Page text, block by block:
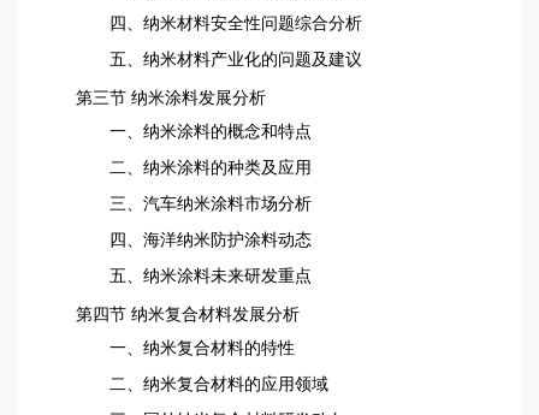
四、纳米材料安全性问题综合分析
五、纳米材料产业化的问题及建议
第三节 纳米涂料发展分析
一、纳米涂料的概念和特点
二、纳米涂料的种类及应用
三、汽车纳米涂料市场分析
四、海洋纳米防护涂料动态
五、纳米涂料未来研发重点
第四节 纳米复合材料发展分析
一、纳米复合材料的特性
二、纳米复合材料的应用领域